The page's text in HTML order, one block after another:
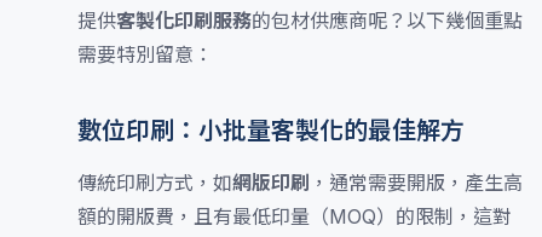
提供客製化印刷服務的包材供應商呢？以下幾個重點
需要特別留意：
數位印刷：小批量客製化的最佳解方
傳統印刷方式，如網版印刷 ，通常需要開版，產生高
額的開版費，且有最低印量（MOQ）的限制，這對